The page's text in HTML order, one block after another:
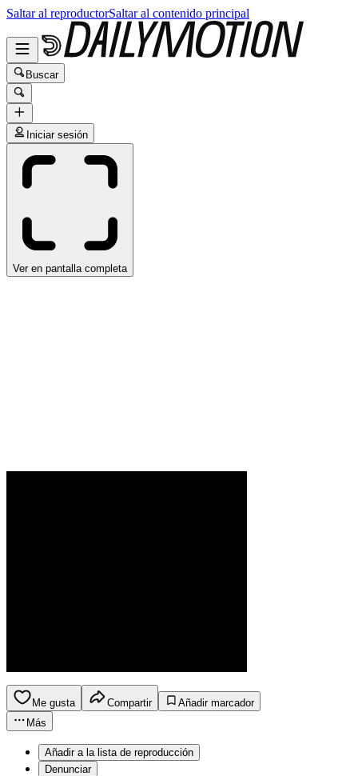
Saltar al reproductorSaltar al contenido principal
Buscar
Iniciar sesión
Ver en pantalla completa
Me gusta Compartir
Añadir marcador
Más
Añadir a la lista de reproducción
Denunciar